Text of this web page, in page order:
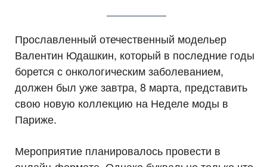
Прославленный отечественный модельер
Валентин Юдашкин, который в последние годы
борется с онкологическим заболеванием,
должен был уже завтра, 8 марта, представить
свою новую коллекцию на Неделе моды в
Париже.
Мероприятие планировалось провести в